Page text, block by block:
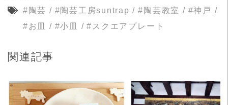
#陶芸 / #陶芸工房suntrap / #陶芸教室 / #神戸 /
#お皿
/ #小皿 / #スクエアプレート
関連記事